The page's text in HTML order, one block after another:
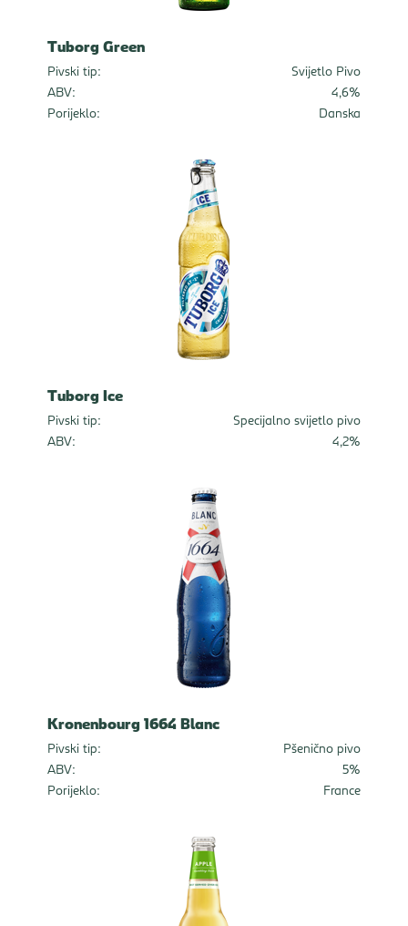
Tuborg Green
Pivski tip:
Svijetlo Pivo
ABV:
4,6%
Porijeklo:
Danska
Tuborg Ice
Pivski tip:
Specijalno svijetlo pivo
ABV:
4,2%
Kronenbourg 1664 Blanc
Pivski tip:
Pšenično pivo
ABV:
5%
Porijeklo:
France